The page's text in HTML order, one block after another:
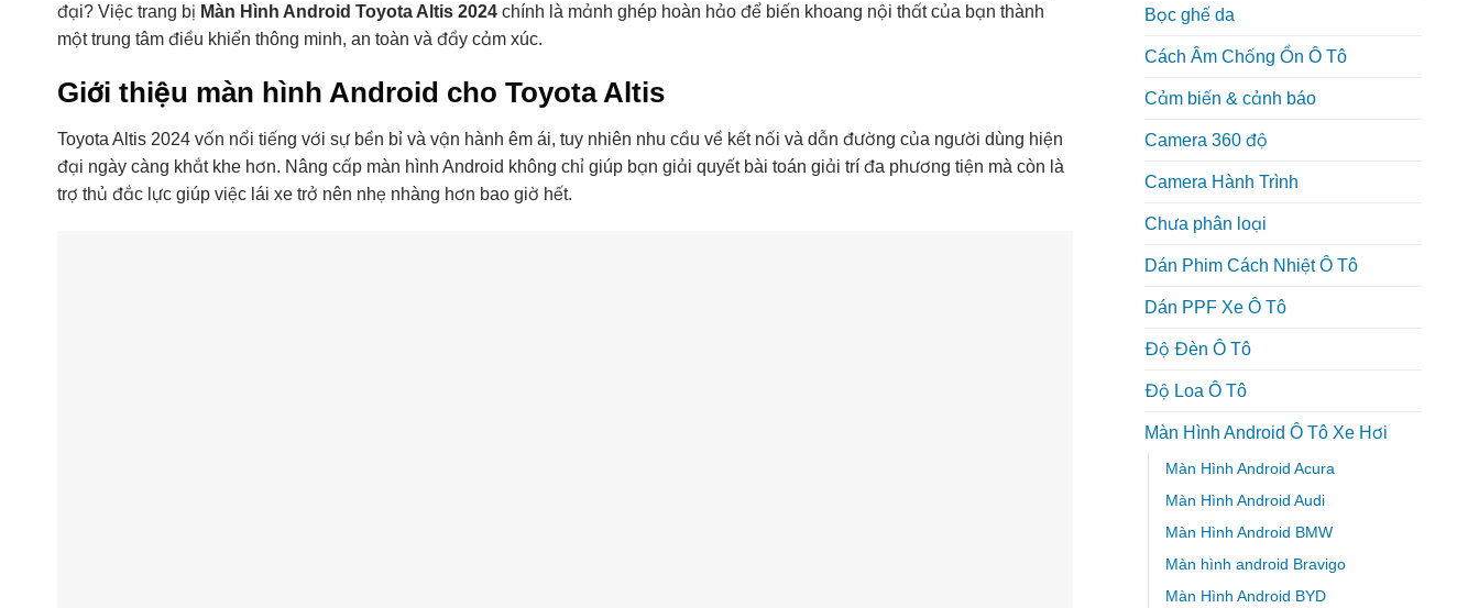
đại? Việc trang bị Màn Hình Android Toyota Altis 2024 chính là mảnh ghép hoàn hảo để biến khoang nội thất của bạn thành
một trung tâm điều khiển thông minh, an toàn và đầy cảm xúc.
Giới thiệu màn hình Android cho Toyota Altis
Toyota Altis 2024 vốn nổi tiếng với sự bền bỉ và vận hành êm ái, tuy nhiên nhu cầu về kết nối và dẫn đường của người dùng hiện
đại ngày càng khắt khe hơn. Nâng cấp màn hình Android không chỉ giúp bạn giải quyết bài toán giải trí đa phương tiện mà còn là
trợ thủ đắc lực giúp việc lái xe trở nên nhẹ nhàng hơn bao giờ hết.
Bọc ghế da
Cách Âm Chống Ồn Ô Tô
Cảm biến & cảnh báo
Camera 360 độ
Camera Hành Trình
Chưa phân loại
Dán Phim Cách Nhiệt Ô Tô
Dán PPF Xe Ô Tô
Độ Đèn Ô Tô
Độ Loa Ô Tô
Màn Hình Android Ô Tô Xe Hơi
Màn Hình Android Acura
Màn Hình Android Audi
Màn Hình Android BMW
Màn hình android Bravigo
Màn Hình Android BYD